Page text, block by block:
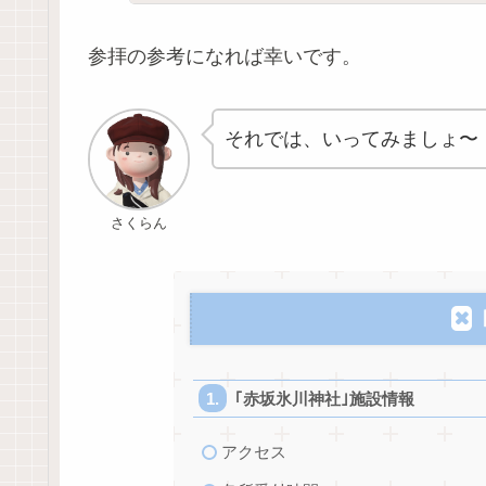
参拝の参考になれば幸いです。
さくらん
それでは、いってみましょ〜
｢赤坂氷川神社｣施設情報
アクセス